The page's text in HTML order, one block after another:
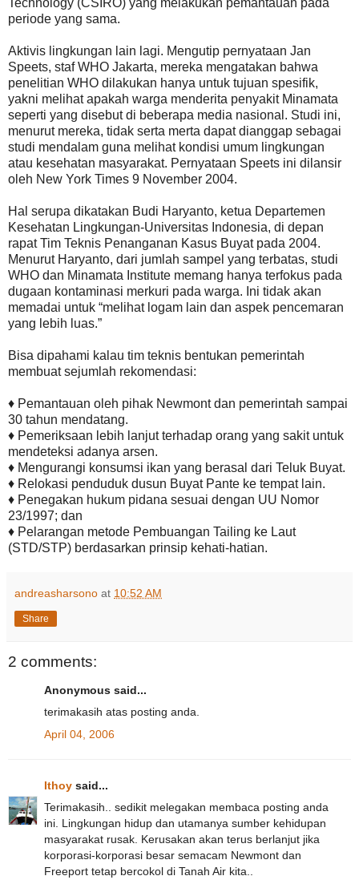
periode yang sama.
Aktivis lingkungan lain lagi. Mengutip pernyataan Jan
Speets, staf WHO Jakarta, mereka mengatakan bahwa
penelitian WHO dilakukan hanya untuk tujuan spesifik,
yakni melihat apakah warga menderita penyakit Minamata
seperti yang disebut di beberapa media nasional. Studi ini,
menurut mereka, tidak serta merta dapat dianggap sebagai
studi mendalam guna melihat kondisi umum lingkungan
atau kesehatan masyarakat. Pernyataan Speets ini dilansir
oleh New York Times 9 November 2004.
Hal serupa dikatakan Budi Haryanto, ketua Departemen
Kesehatan Lingkungan-Universitas Indonesia, di depan
rapat Tim Teknis Penanganan Kasus Buyat pada 2004.
Menurut Haryanto, dari jumlah sampel yang terbatas, studi
WHO dan Minamata Institute memang hanya terfokus pada
dugaan kontaminasi merkuri pada warga. Ini tidak akan
memadai untuk “melihat logam lain dan aspek pencemaran
yang lebih luas.”
Bisa dipahami kalau tim teknis bentukan pemerintah
membuat sejumlah rekomendasi:
♦ Pemantauan oleh pihak Newmont dan pemerintah sampai
30 tahun mendatang.
♦ Pemeriksaan lebih lanjut terhadap orang yang sakit untuk
mendeteksi adanya arsen.
♦ Mengurangi konsumsi ikan yang berasal dari Teluk Buyat.
♦ Relokasi penduduk dusun Buyat Pante ke tempat lain.
♦ Penegakan hukum pidana sesuai dengan UU Nomor
23/1997; dan
♦ Pelarangan metode Pembuangan Tailing ke Laut
(STD/STP) berdasarkan prinsip kehati-hatian.
andreasharsono at 10:52 AM
Share
2 comments:
Anonymous said...
terimakasih atas posting anda.
April 04, 2006
Ithoy said...
Terimakasih.. sedikit melegakan membaca posting anda
ini. Lingkungan hidup dan utamanya sumber kehidupan
masyarakat rusak. Kerusakan akan terus berlanjut jika
korporasi-korporasi besar semacam Newmont dan
Freeport tetap bercokol di Tanah Air kita..